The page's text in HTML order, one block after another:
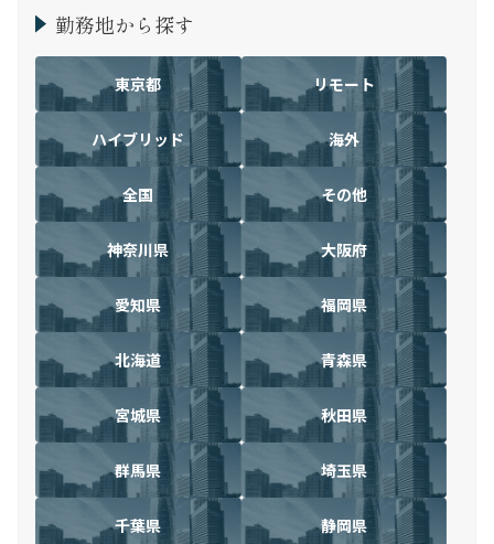
勤務地から探す
東京都 リモート
ハイブリッド 海外
全国 その他
神奈川県 大阪府
愛知県 福岡県
北海道 青森県
宮城県 秋田県
群馬県 埼玉県
千葉県 静岡県